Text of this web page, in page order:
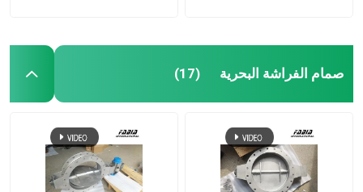
صمام الفراشة البحرية (17)